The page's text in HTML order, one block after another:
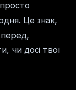
Це знак,
чи досі твої